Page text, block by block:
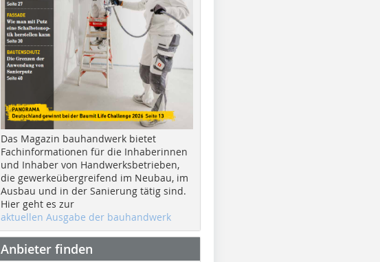
Das Magazin bauhandwerk bietet
Fachinformationen für die Inhaberinnen
und Inhaber von Handwerksbetrieben,
die gewerkeübergreifend im Neubau, im
Ausbau und in der Sanierung tätig sind.
Hier geht es zur
aktuellen Ausgabe der bauhandwerk
Anbieter finden